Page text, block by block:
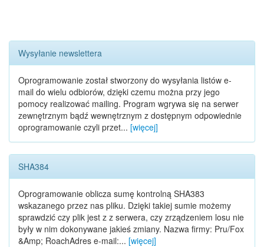
Wysyłanie newslettera
Oprogramowanie został stworzony do wysyłania listów e-
mail do wielu odbiorów, dzięki czemu można przy jego
pomocy realizować mailing. Program wgrywa się na serwer
zewnętrznym bądź wewnętrznym z dostępnym odpowiednie
oprogramowanie czyli przet... [więcej]
SHA384
Oprogramowanie oblicza sumę kontrolną SHA383
wskazanego przez nas pliku. Dzięki takiej sumie możemy
sprawdzić czy plik jest z z serwera, czy zrządzeniem losu nie
były w nim dokonywane jakieś zmiany. Nazwa firmy: Pru/Fox
&Amp; RoachAdres e-mail:... [więcej]